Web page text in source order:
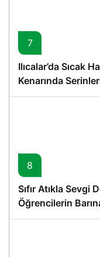
7
Ilıcalar’da Sıcak
Kenarında
8
Sıfır Atıkla Sevgi
Öğrencilerin
Proje